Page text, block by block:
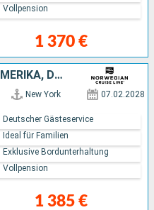
1 370 €
Vollpension
VEREINIGTE STAATEN VON AMERIKA, DOMINIKANISCHE REPUBLIK, PUERTO RICO
New York 07.02.2028
1 385 €
Deutscher Gästeservice
Ideal für Familien
Exklusive Bordunterhaltung
Vollpension